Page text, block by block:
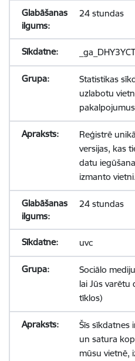
24 stundas
Statistikas
uzlabotu
Reģistrē
versijas, kas
datu
izmanto vietni.
24 stundas
uvc
Sociālo
lai Jūs varētu
tīklos)
Šīs sīkdatnes
un satura
mūsu vietnē,